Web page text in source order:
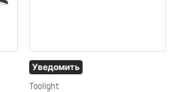
Уведомить
Toolight